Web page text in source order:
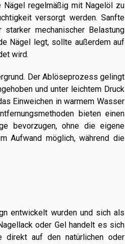
Nägel regelmäßig mit Nagelöl zu
versorgt werden. Sanfte
mechanischer Belastung
Nägel legt, sollte außerdem auf
wird.
Der Ablöseprozess gelingt
und unter leichtem Druck
Einweichen in warmem Wasser
bieten einen
bevorzugen, ohne die eigene
Aufwand möglich, während die
entwickelt wurden und sich als
oder Gel handelt es sich
direkt auf den natürlichen oder